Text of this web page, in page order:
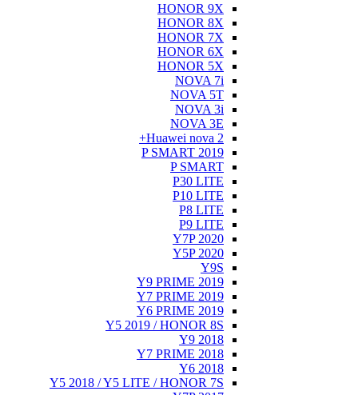
HONOR 9X
HONOR 8X
HONOR 7X
HONOR 6X
HONOR 5X
NOVA 7i
NOVA 5T
NOVA 3i
NOVA 3E
Huawei nova 2+
P SMART 2019
P SMART
P30 LITE
P10 LITE
P8 LITE
P9 LITE
Y7P 2020
Y5P 2020
Y9S
Y9 PRIME 2019
Y7 PRIME 2019
Y6 PRIME 2019
Y5 2019 / HONOR 8S
Y9 2018
Y7 PRIME 2018
Y6 2018
Y5 2018 / Y5 LITE / HONOR 7S